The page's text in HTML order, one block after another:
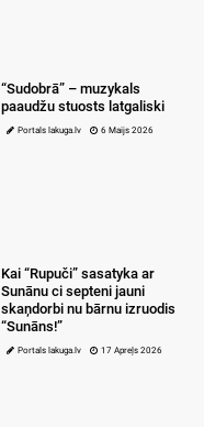
“Sudobrā” – muzykals
paaudžu stuosts latgaliski
Portals lakuga.lv 6 Maijs 2026
Kai “Rupuči” sasatyka ar
Sunānu ci septeni jauni
skaņdorbi nu bārnu izruodis
“Sunāns!”
Portals lakuga.lv 17 Apreļs 2026